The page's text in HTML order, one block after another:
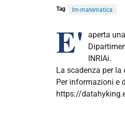
Tag lm-matematica
E'
aperta
INRIAi.
La scadenza per
Per informazioni e
https://